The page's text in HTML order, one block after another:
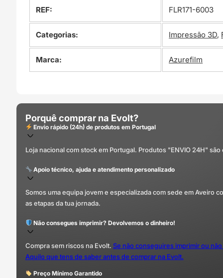
REF: FLR171-6003
Categorias: Impressão 3D,
Marca: Azurefilm
Porquê comprar na Evolt?
Envio rápido (24h) de produtos em Portugal
Loja nacional com stock em Portugal. Produtos "ENVIO 24H"
Apoio técnico, ajuda e atendimento personalizado
Somos uma equipa jovem e especializada com sede em Aveiro
as etapas da tua jornada.
Não consegues imprimir? Devolvemos o dinheiro!
Compra sem riscos na Evolt. Se não conseguires imprimir ou
Aquilo que tens de saber antes de comprar na Evolt.
Preço Mínimo Garantido